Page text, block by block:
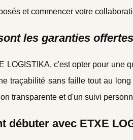
et commencer votre
les garanties
LOGISTIKA, c'est opter pour une
traçabilité sans faille tout au
transparente et d'un suivi
débuter avec ETXE